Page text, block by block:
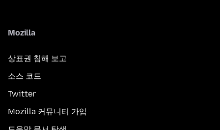
Mozilla
상표권 침해 보고
소스 코드
Twitter
Mozilla 커뮤니티 가입